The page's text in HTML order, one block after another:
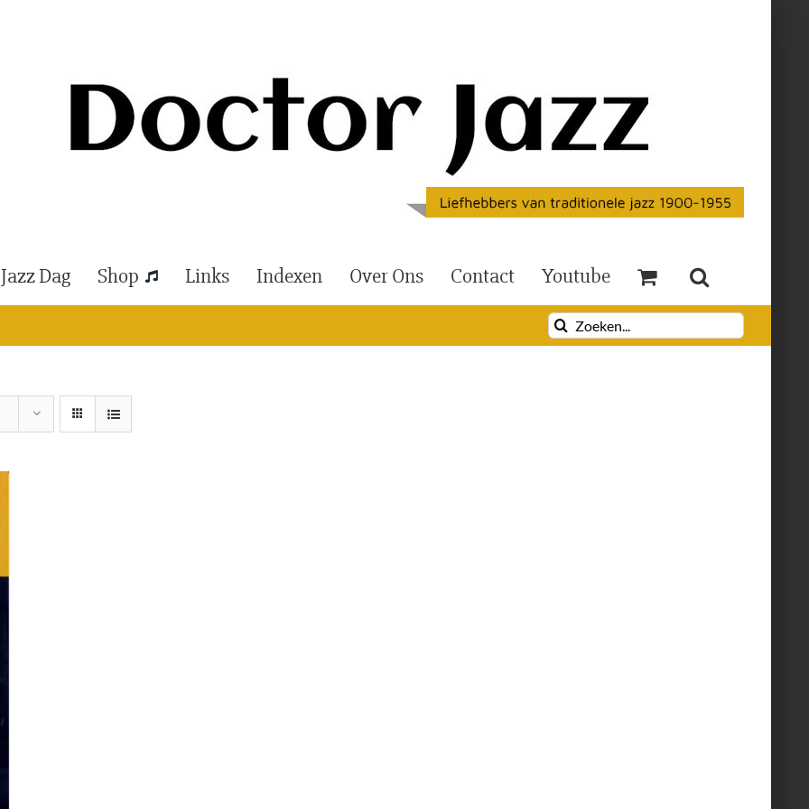
Dag Shop Links Indexen Over Ons Contact Youtube
Zoeken
naar: